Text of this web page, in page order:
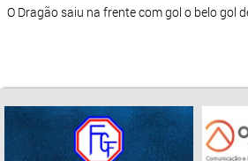
O Dragão saiu na frente com gol o belo gol